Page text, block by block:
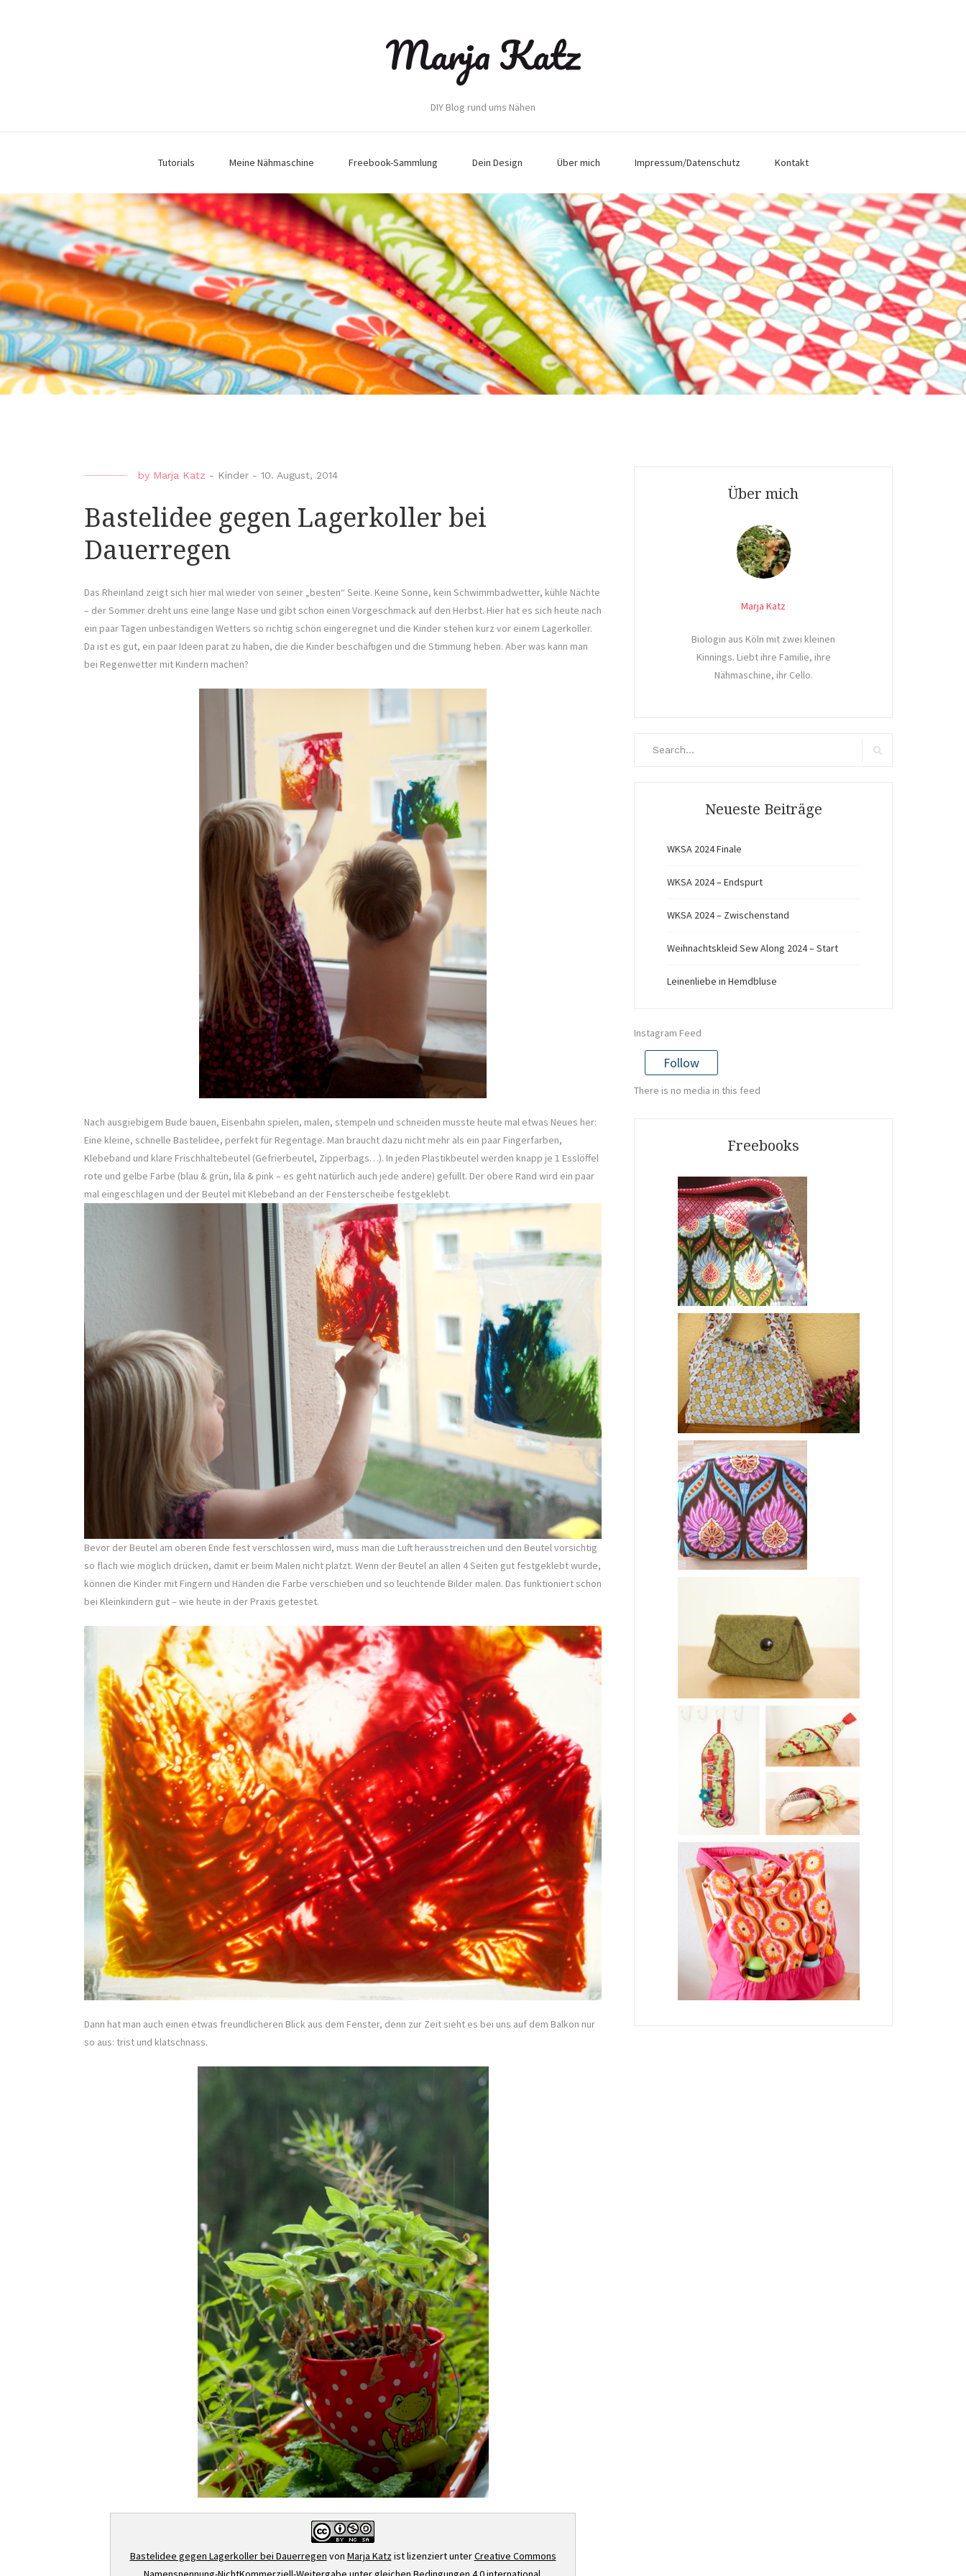
Marja Katz
DIY Blog rund ums Nähen
Tutorials Meine Nähmaschine Freebook-Sammlung Dein Design Über mich Impressum/Datenschutz Kontakt
by Marja Katz - Kinder - 10. August, 2014
Bastelidee gegen Lagerkoller bei
Dauerregen
Das Rheinland zeigt sich hier mal wieder von seiner „besten“ Seite. Keine Sonne, kein Schwimmbadwetter, kühle Nächte
– der Sommer dreht uns eine lange Nase und gibt schon einen Vorgeschmack auf den Herbst. Hier hat es sich heute nach
ein paar Tagen unbeständigen Wetters so richtig schön eingeregnet und die Kinder stehen kurz vor einem Lagerkoller.
Da ist es gut, ein paar Ideen parat zu haben, die die Kinder beschäftigen und die Stimmung heben. Aber was kann man
bei Regenwetter mit Kindern machen?
Nach ausgiebigem Bude bauen, Eisenbahn spielen, malen, stempeln und schneiden musste heute mal etwas Neues her:
Eine kleine, schnelle Bastelidee, perfekt für Regentage. Man braucht dazu nicht mehr als ein paar Fingerfarben,
Klebeband und klare Frischhaltebeutel (Gefrierbeutel, Zipperbags…). In jeden Plastikbeutel werden knapp je 1 Esslöffel
rote und gelbe Farbe (blau & grün, lila & pink – es geht natürlich auch jede andere) gefüllt. Der obere Rand wird ein paar
mal eingeschlagen und der Beutel mit Klebeband an der Fensterscheibe festgeklebt.
Bevor der Beutel am oberen Ende fest verschlossen wird, muss man die Luft herausstreichen und den Beutel vorsichtig
so flach wie möglich drücken, damit er beim Malen nicht platzt. Wenn der Beutel an allen 4 Seiten gut festgeklebt wurde,
können die Kinder mit Fingern und Händen die Farbe verschieben und so leuchtende Bilder malen. Das funktioniert schon
bei Kleinkindern gut – wie heute in der Praxis getestet.
Dann hat man auch einen etwas freundlicheren Blick aus dem Fenster, denn zur Zeit sieht es bei uns auf dem Balkon nur
so aus: trist und klatschnass.
Bastelidee gegen Lagerkoller bei Dauerregen von Marja Katz ist lizenziert unterCreative Commons
Über mich
Marja Katz
Biologin aus Köln mit zwei kleinen
Kinnings. Liebt ihre Familie, ihre
Nähmaschine, ihr Cello.
Neueste Beiträge
WKSA 2024 Finale
WKSA 2024 – Endspurt
WKSA 2024 – Zwischenstand
Weihnachtskleid Sew Along 2024 – Start
Leinenliebe in Hemdbluse
Instagram Feed
Follow
There is no media in this feed
Freebooks